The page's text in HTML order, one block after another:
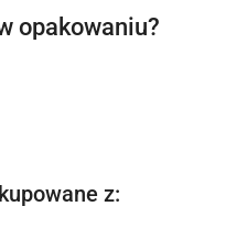
opakowaniu?
z: